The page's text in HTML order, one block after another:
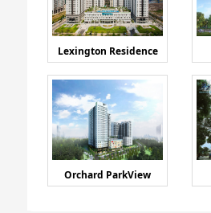
Lexington Residence
Orchard ParkView